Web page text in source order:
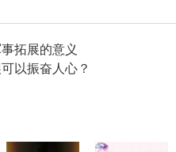
拓展的意义
以振奋人心？